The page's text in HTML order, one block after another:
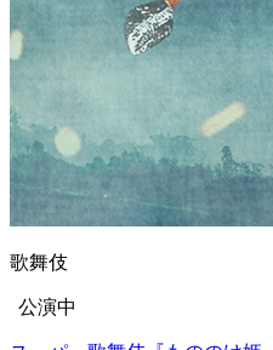
歌舞伎
公演中